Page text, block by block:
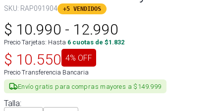
SKU: RAP091904 +5 VENDIDOS
$ 10.990 - 12.990
Precio Tarjetas: Hasta 6 cuotas de $1.832
$ 10.550 4% OFF
Precio Transferencia Bancaria
Envío gratis para compras mayores a $149.999
Talla: